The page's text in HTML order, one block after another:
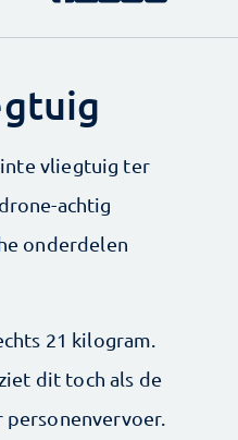
vliegtuig ter
achtig
onderdelen
21 kilogram.
dit toch als de